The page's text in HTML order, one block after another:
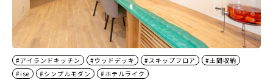
#アイランドキッチン #ウッドデッキ #スキップフロア
#土間収納
#ise
#シンプルモダン #ホテルライク